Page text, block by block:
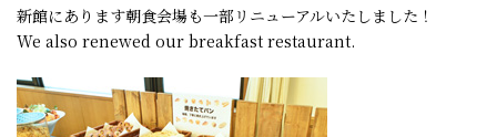
新館にあります朝食会場も一部リニューアルいたしました！
We also renewed our breakfast restaurant.